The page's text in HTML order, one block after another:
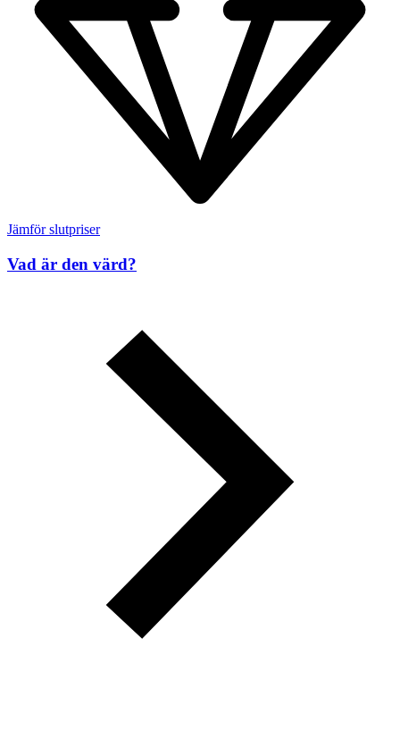
Jämför slutpriser
Vad är den värd?